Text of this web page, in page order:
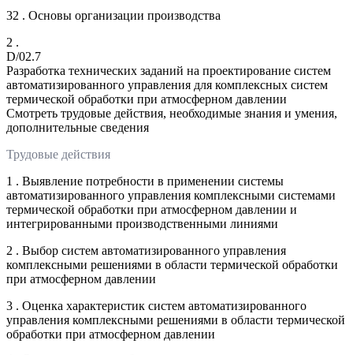
32 . Основы организации производства
2 .
D/02.7
Разработка технических заданий на проектирование систем
автоматизированного управления для комплексных систем
термической обработки при атмосферном давлении
Смотреть трудовые действия, необходимые знания и умения,
дополнительные сведения
Трудовые действия
1 . Выявление потребности в применении системы
автоматизированного управления комплексными системами
термической обработки при атмосферном давлении и
интегрированными производственными линиями
2 . Выбор систем автоматизированного управления
комплексными решениями в области термической обработки
при атмосферном давлении
3 . Оценка характеристик систем автоматизированного
управления комплексными решениями в области термической
обработки при атмосферном давлении